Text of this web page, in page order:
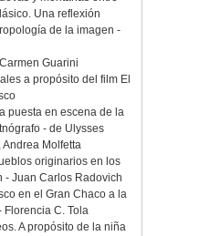
Una reflexión
de la imagen -
Guarini
a propósito del film El
puesta en escena de la
- de Ulysses
Andrea Molfetta
originarios en los
- Juan Carlos Radovich
en el Gran Chaco a la
Florencia C. Tola
A propósito de la niña